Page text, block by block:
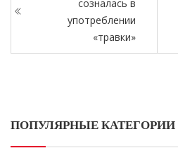
созналась в
употреблении
«травки»
ПОПУЛЯРНЫЕ КАТЕГОРИИ